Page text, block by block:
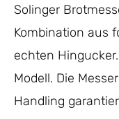
Solinger
Kombination aus
echten
Modell. Die
Handling